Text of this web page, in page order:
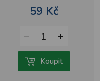
59 Kč
1
Koupit